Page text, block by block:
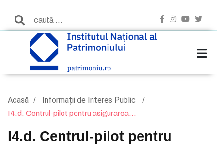
Acasă Informații de Interes Public
I4.d. Centrul-pilot pentru asigurarea...
I4.d. Centrul-pilot pentru